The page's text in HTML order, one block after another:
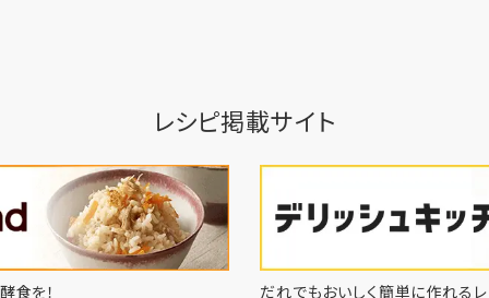
レシピ掲載サイト
食を！ だれでもおいしく簡単に作れる